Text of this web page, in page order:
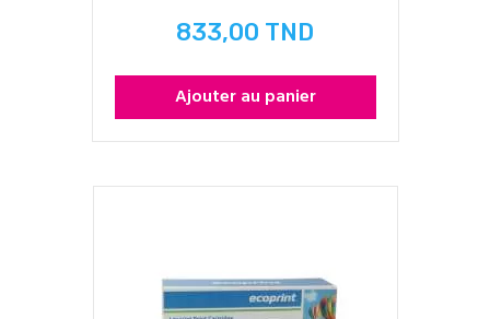
Prix
833,00 TND
Ajouter au panier